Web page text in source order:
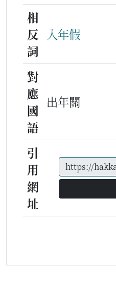
相
反
詞
入年假
對
應
國
語
出年關
引
用
網
址